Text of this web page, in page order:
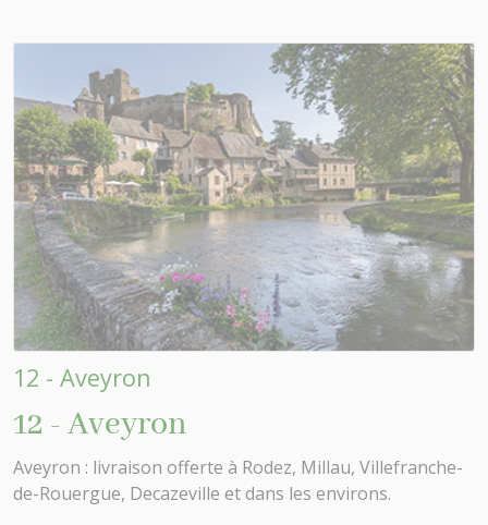
12 - Aveyron
12 - Aveyron
Aveyron : livraison offerte à Rodez, Millau, Villefranche-
de-Rouergue, Decazeville et dans les environs.